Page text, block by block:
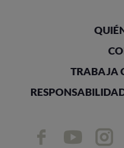
TRABAJA